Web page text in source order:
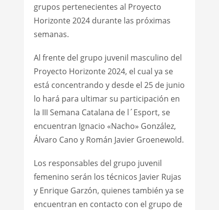
grupos pertenecientes al Proyecto
Horizonte 2024 durante las próximas
semanas.
Al frente del grupo juvenil masculino del
Proyecto Horizonte 2024, el cual ya se
está concentrando y desde el 25 de junio
lo hará para ultimar su participación en
la III Semana Catalana de l´Esport, se
encuentran Ignacio «Nacho» González,
Álvaro Cano y Román Javier Groenewold.
Los responsables del grupo juvenil
femenino serán los técnicos Javier Rujas
y Enrique Garzón, quienes también ya se
encuentran en contacto con el grupo de